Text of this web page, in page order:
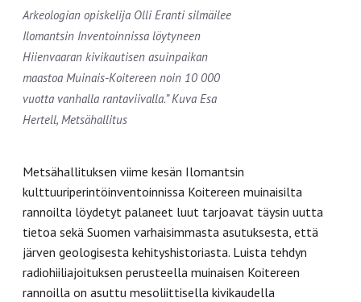
Arkeologian opiskelija Olli Eranti silmäilee
Ilomantsin Inventoinnissa löytyneen
Hiienvaaran kivikautisen asuinpaikan
maastoa Muinais-Koitereen noin 10 000
vuotta vanhalla rantaviivalla.” Kuva Esa
Hertell, Metsähallitus
Metsähallituksen viime kesän Ilomantsin
kulttuuriperintöinventoinnissa Koitereen muinaisilta
rannoilta löydetyt palaneet luut tarjoavat täysin uutta
tietoa sekä Suomen varhaisimmasta asutuksesta, että
järven geologisesta kehityshistoriasta. Luista tehdyn
radiohiiliajoituksen perusteella muinaisen Koitereen
rannoilla on asuttu mesoliittisella kivikaudella